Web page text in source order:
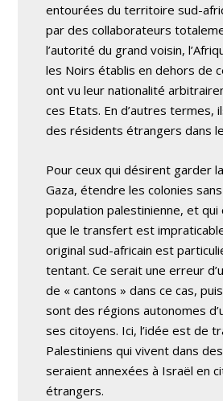
entourées du territoire sud-
par des collaborateurs
l’autorité du grand voisin,
les Noirs établis en dehors de
ont vu leur nationalité
ces Etats. En d’autres termes,
des résidents étrangers dans
Pour ceux qui désirent garder
Gaza, étendre les colonies
population palestinienne, et
que le transfert est
original sud-africain est
tentant. Ce serait une erreur
de « cantons » dans ce cas,
sont des régions autonomes
ses citoyens. Ici, l’idée est de
Palestiniens qui vivent dans
seraient annexées à Israël en
étrangers.